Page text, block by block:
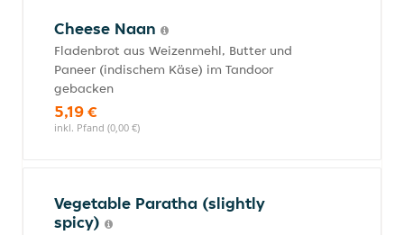
Cheese Naan
Fladenbrot aus Weizenmehl, Butter und
Paneer (indischem Käse) im Tandoor
gebacken
5,19 €
inkl. Pfand (0,00 €)
Vegetable Paratha (slightly
spicy)